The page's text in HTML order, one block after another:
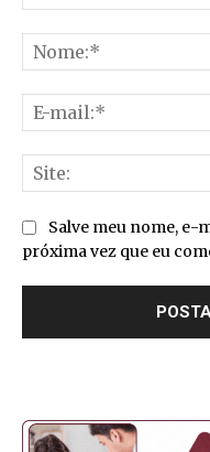
Salve meu nome, e-
próxima vez que eu